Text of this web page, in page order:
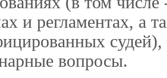
и регламентах, а
вопросы.